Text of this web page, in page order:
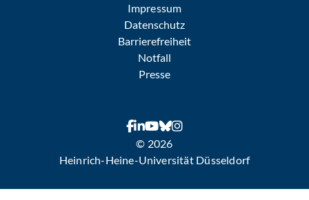
Impressum
Datenschutz
Barrierefreiheit
Notfall
Presse
© 2026
Heinrich-Heine-Universität Düsseldorf